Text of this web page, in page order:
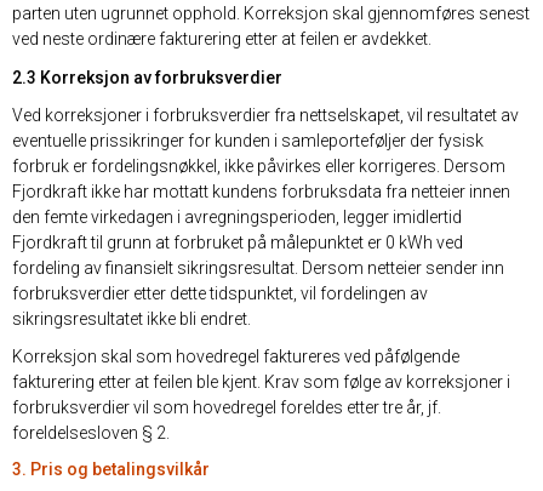
parten uten ugrunnet opphold. Korreksjon skal gjennomføres senest
ved neste ordinære fakturering etter at feilen er avdekket.
2.3 Korreksjon av forbruksverdier
Ved korreksjoner i forbruksverdier fra nettselskapet, vil resultatet av
eventuelle prissikringer for kunden i samleporteføljer der fysisk
forbruk er fordelingsnøkkel, ikke påvirkes eller korrigeres. Dersom
Fjordkraft ikke har mottatt kundens forbruksdata fra netteier innen
den femte virkedagen i avregningsperioden, legger imidlertid
Fjordkraft til grunn at forbruket på målepunktet er 0 kWh ved
fordeling av finansielt sikringsresultat. Dersom netteier sender inn
forbruksverdier etter dette tidspunktet, vil fordelingen av
sikringsresultatet ikke bli endret.
Korreksjon skal som hovedregel faktureres ved påfølgende
fakturering etter at feilen ble kjent. Krav som følge av korreksjoner i
forbruksverdier vil som hovedregel foreldes etter tre år, jf.
foreldelsesloven § 2.
3. Pris og betalingsvilkår